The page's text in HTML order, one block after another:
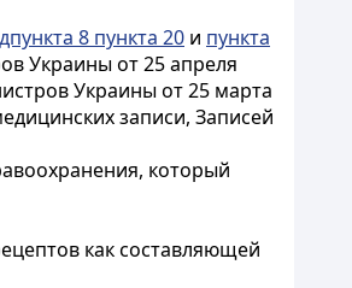
8 пункта 20 и пункта
Украины от 25 апреля
Украины от 25 марта
записи, Записей
который
как составляющей